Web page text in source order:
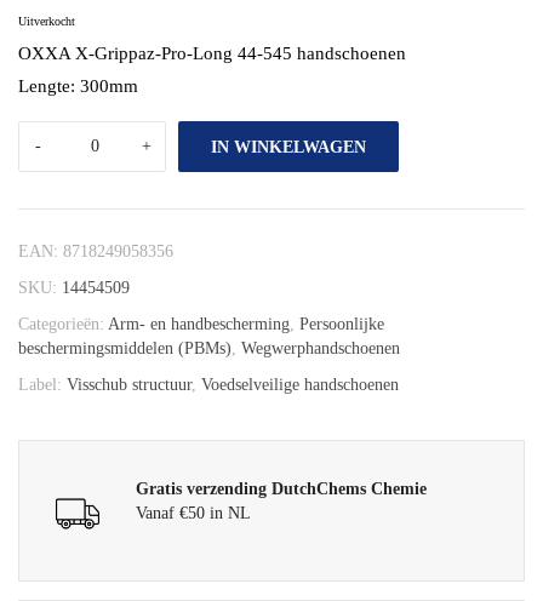
Uitverkocht
OXXA X-Grippaz-Pro-Long 44-545 handschoenen
Lengte: 300mm
IN WINKELWAGEN
EAN: 8718249058356
SKU: 14454509
Categorieën: Arm- en handbescherming, Persoonlijke
beschermingsmiddelen (PBMs), Wegwerphandschoenen
Label: Visschub structuur, Voedselveilige handschoenen
Gratis verzending DutchChems Chemie
Vanaf €50 in NL